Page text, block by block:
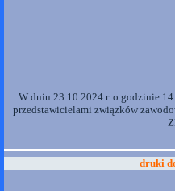
W dniu 23.10.2024 r. o godzinie
przedstawicielami związków
druki